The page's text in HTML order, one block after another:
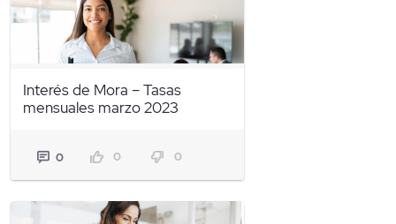
Interés de Mora – Tasas
mensuales marzo 2023
0 0 0